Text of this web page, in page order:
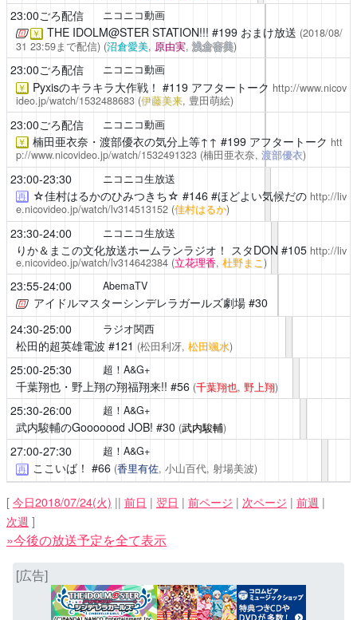
23:00ごろ配信 ニコニコ動画
￥ THE IDOLM@STER STATION!!! #199 おまけ放送 (2018/08/
31 23:59まで配信) (沼倉愛美, 原由実,浅倉杏美)
23:00ごろ配信 ニコニコ動画
￥ Pyxisのキラキラ大作戦！ #119 アフタートーク http://www.nicov
ideo.jp/watch/1532488683 (伊藤美来, 豊田萌絵)
23:00ごろ配信 ニコニコ動画
￥ 楠田亜衣奈・渡部優衣の気分上等↑↑ #199 アフタートーク htt
p://www.nicovideo.jp/watch/1532491323 (楠田亜衣奈, 渡部優衣)
23:00-23:30 ニコニコ生放送
再 ☆佳村はるかのひみつきち☆ #146 #ほどよい気候だの http://liv
e.nicovideo.jp/watch/lv314513152 (佳村はるか)
23:30-24:00 ニコニコ生放送
りか＆まこの文化放送ホームランラジオ！ スタDON#105 http://liv
e.nicovideo.jp/watch/lv314642384 (立花理香, 杜野まこ)
23:55-24:00 AbemaTV
アイドルマスターシンデレラガールズ劇場#30
24:30-25:00
ラジオ関西
松田的超英雄電波 #121 (松田利冴, 松田颯水)
25:00-25:30 超！A&G+
千葉翔也・野上翔の翔福翔来!! #56 (千葉翔也, 野上翔)
25:30-26:00 超！A&G+
武内駿輔のGooooood JOB! #30 (武内駿輔)
27:00-27:30 超！A&G+
再 ここいば！ #66 (香里有佐, 小山百代, 射場美波)
[ 今日2018/07/24(火) || 前日 | 翌日 | 前ページ | 次ページ | 前週 |
次週 ]
»今後の放送予定を全て表示
[広告]